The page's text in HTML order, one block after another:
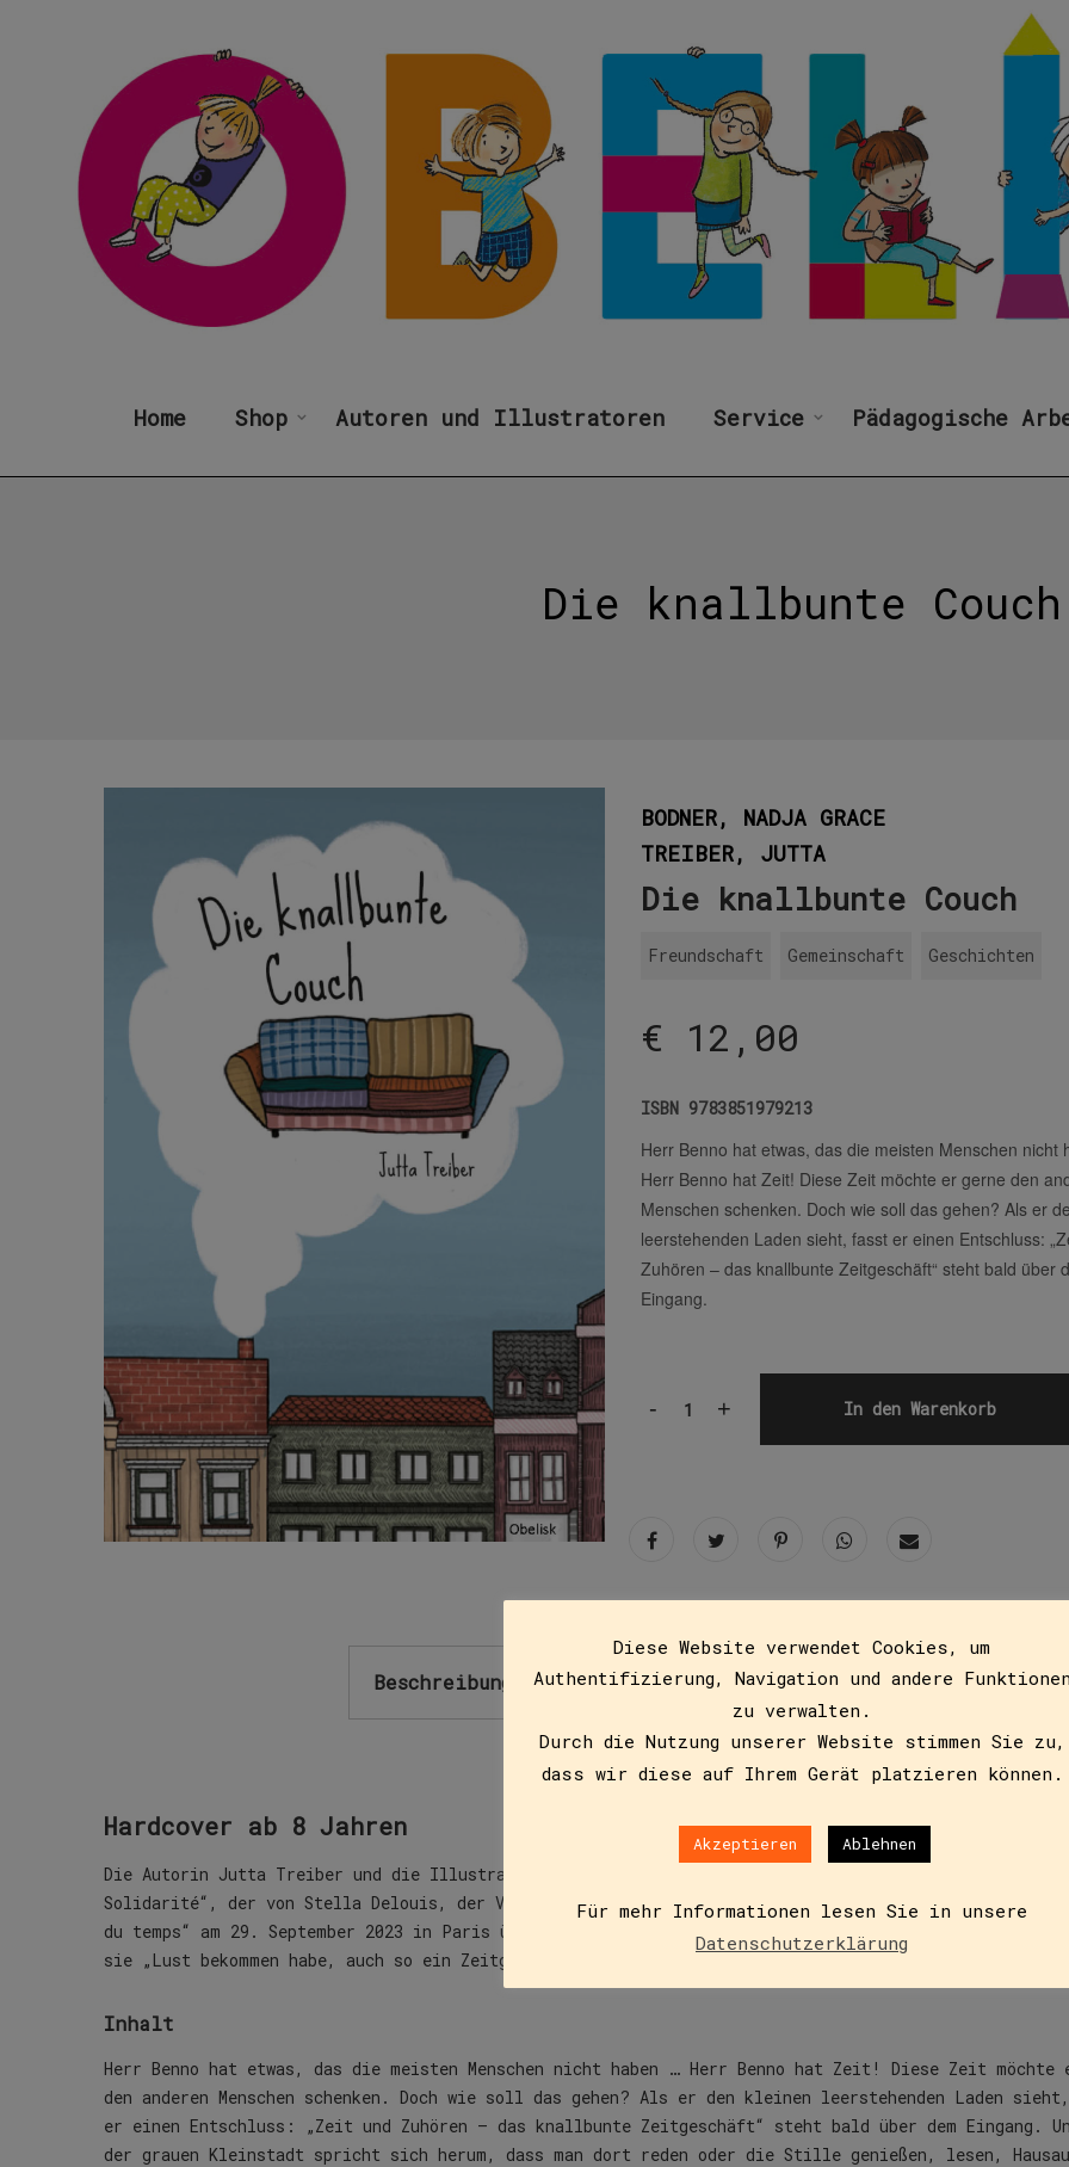
Home Shop Autoren und Illustratoren Service Pädagogische
Die knallbunte Couch
BODNER, NADJA GRACE
TREIBER, JUTTA
Die knallbunte Couch
Freundschaft Gemeinschaft Geschichten
€ 12,00
ISBN 9783851979213
Herr Benno hat etwas, das die meisten Menschen
Herr Benno hat Zeit! Diese Zeit möchte er gerne den
Menschen schenken. Doch wie soll das gehen? Als er
leerstehenden Laden sieht, fasst er einen Entschluss:
Zuhören – das knallbunte Zeitgeschäft“ steht bald über
Eingang.
- + In den Warenkorb
Beschreibung Zusätzliche Informationen
Hardcover ab 8 Jahren
Die Autorin Jutta Treiber und die Illustratorin Nadja Grace Bodner gewinnen den „PrixChronos – Cnav
Solidarité“, der von Stella Delouis, der Vorsitzenden der CAS der Cnav für das Buch „La fabuleuse
du temps“ am 29. September 2023 in Paris überreicht wurde. Die Laudatorin sagt bei der
sie „Lust bekommen habe, auch so ein Zeitgeschäft in einem leerstehenden Laden aufzumachen“.
Inhalt
Herr Benno hat etwas, das die meisten Menschen nicht haben … Herr Benno hat Zeit! Diese Zeit möchte
den anderen Menschen schenken. Doch wie soll das gehen? Als er den kleinen leerstehenden Laden
er einen Entschluss: „Zeit und Zuhören – das knallbunte Zeitgeschäft“ steht bald über dem Eingang.
der grauen Kleinstadt spricht sich herum, dass man dort reden oder die Stille genießen, lesen,
Diese Website verwendet Cookies, um
Authentifizierung, Navigation und andere Funktionen
zu verwalten.
Durch die Nutzung unserer Website stimmen Sie zu,
dass wir diese auf Ihrem Gerät platzieren können.
Akzeptieren Ablehnen
Für mehr Informationen lesen Sie in unsere
Datenschutzerklärung